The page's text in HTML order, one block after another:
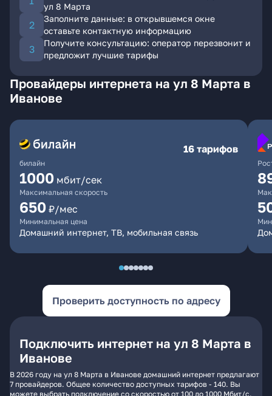
ул 8 Марта
Заполните данные: в открывшемся окне
оставьте контактную информацию
Получите консультацию: оператор перезвонит и
предложит лучшие тарифы
Провайдеры интернета на ул 8 Марта в
Иванове
билайн
16 тарифов
1000 мбит/сек
Максимальная скорость
650 ₽/мес
Минимальная цена
Домашний интернет, ТВ, мобильная связь
Проверить доступность по адресу
Подключить интернет на ул 8 Марта в
Иванове
В 2026 году на ул 8 Марта в Иванове домашний интернет предлагают
7 провайдеров. Общее количество доступных тарифов - 140. Вы
можете выбрать подключение со скоростью от 100 до 1000 Мбит/с.